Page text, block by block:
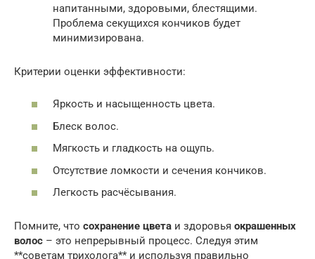
напитанными, здоровыми, блестящими.
Проблема секущихся кончиков будет
минимизирована.
Критерии оценки эффективности:
Яркость и насыщенность цвета.
Блеск волос.
Мягкость и гладкость на ощупь.
Отсутствие ломкости и сечения кончиков.
Легкость расчёсывания.
Помните, что сохранение цвета и здоровья окрашенных
волос – это непрерывный процесс. Следуя этим
**советам трихолога** и используя правильно